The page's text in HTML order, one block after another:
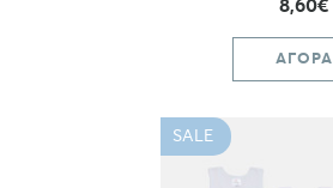
8,60€
ΑΓΟΡΆ
SALE